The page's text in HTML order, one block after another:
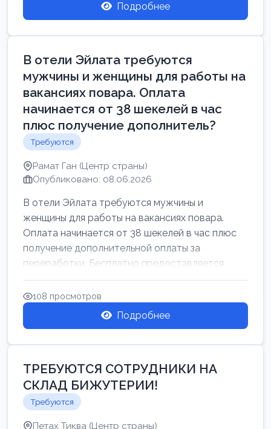
Подробнее
В отели Эйлата требуются
мужчины и женщины для работы на
вакансиях повара. Оплата
начинается от 38 шекелей в час
плюс получение дополнитель?
Требуются
Рамат Ган (Центр страны)
Опубликовано: 08.06.2026
В отели Эйлата требуются мужчины и
женщины для работы на вакансиях повара.
Оплата начинается от 38 шекелей в час плюс
получение дополнительной оплаты за
переработки. Бесплатно предоставляется
проживан...
108 просмотров
Подробнее
ТРЕБУЮТСЯ СОТРУДНИКИ НА
СКЛАД БИЖУТЕРИИ!
Требуются
Петах Тиква (Центр страны)